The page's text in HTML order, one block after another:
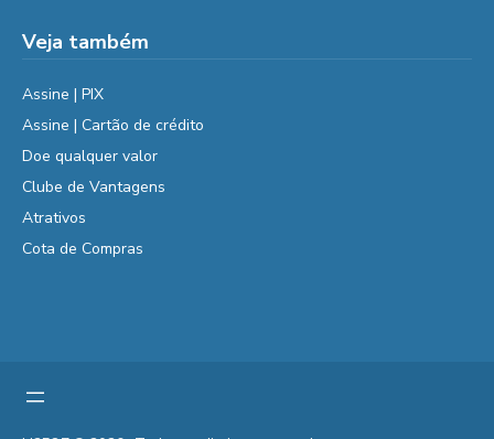
Veja também
Assine | PIX
Assine | Cartão de crédito
Doe qualquer valor
Clube de Vantagens
Atrativos
Cota de Compras